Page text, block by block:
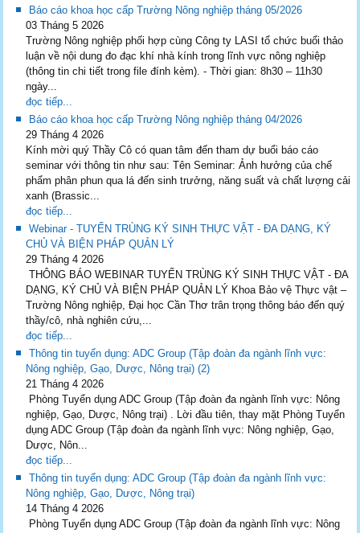
Báo cáo khoa học cấp Trường Nông nghiệp tháng 05/2026
03 Tháng 5 2026
Trường Nông nghiệp phối hợp cùng Công ty LASI tổ chức buổi thảo
luận về nội dung đo đạc khí nhà kính trong lĩnh vực nông nghiệp
(thông tin chi tiết trong file đính kèm). - Thời gian: 8h30 – 11h30
ngày...
đọc tiếp...
Báo cáo khoa học cấp Trường Nông nghiệp tháng 04/2026
29 Tháng 4 2026
Kính mời quý Thầy Cô có quan tâm đến tham dự buổi báo cáo
seminar với thông tin như sau: Tên Seminar: Ảnh hưởng của chế
phẩm phân phun qua lá đến sinh trưởng, năng suất và chất lượng cải
xanh (Brassic...
đọc tiếp...
Webinar - TUYẾN TRÙNG KÝ SINH THỰC VẬT - ĐA DẠNG, KÝ
CHỦ VÀ BIỆN PHÁP QUẢN LÝ
29 Tháng 4 2026
THÔNG BÁO WEBINAR TUYẾN TRÙNG KÝ SINH THỰC VẬT - ĐA
DẠNG, KÝ CHỦ VÀ BIỆN PHÁP QUẢN LÝ Khoa Bảo vệ Thực vật –
Trường Nông nghiệp, Đại học Cần Thơ trân trọng thông báo đến quý
thầy/cô, nhà nghiên cứu,...
đọc tiếp...
Thông tin tuyển dụng: ADC Group (Tập đoàn đa ngành lĩnh vực:
Nông nghiệp, Gạo, Dược, Nông trại) (2)
21 Tháng 4 2026
Phòng Tuyển dụng ADC Group (Tập đoàn đa ngành lĩnh vực: Nông
nghiệp, Gạo, Dược, Nông trại) . Lời đầu tiên, thay mặt Phòng Tuyển
dụng ADC Group (Tập đoàn đa ngành lĩnh vực: Nông nghiệp, Gạo,
Dược, Nôn...
đọc tiếp...
Thông tin tuyển dụng: ADC Group (Tập đoàn đa ngành lĩnh vực:
Nông nghiệp, Gạo, Dược, Nông trại)
14 Tháng 4 2026
Phòng Tuyển dụng ADC Group (Tập đoàn đa ngành lĩnh vực: Nông